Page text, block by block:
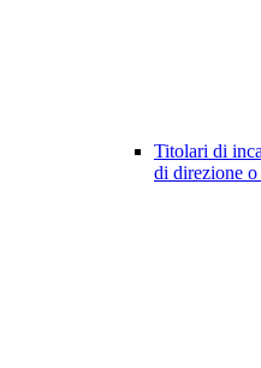
Titolari di
di direzione